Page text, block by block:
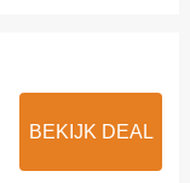
BEKIJK DEAL